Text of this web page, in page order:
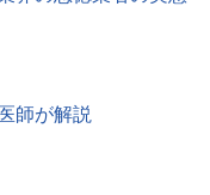
師が解説